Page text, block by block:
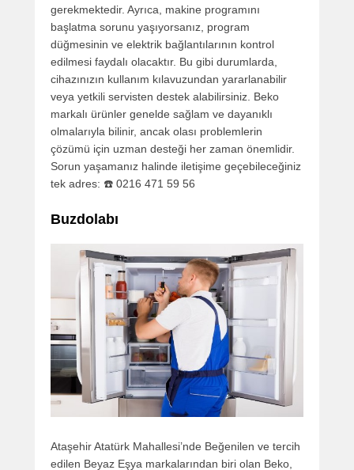
gerekmektedir. Ayrıca, makine programını
başlatma sorunu yaşıyorsanız, program
düğmesinin ve elektrik bağlantılarının kontrol
edilmesi faydalı olacaktır. Bu gibi durumlarda,
cihazınızın kullanım kılavuzundan yararlanabilir
veya yetkili servisten destek alabilirsiniz. Beko
markalı ürünler genelde sağlam ve dayanıklı
olmalarıyla bilinir, ancak olası problemlerin
çözümü için uzman desteği her zaman önemlidir.
Sorun yaşamanız halinde iletişime geçebileceğiniz
tek adres: ☎️ 0216 471 59 56
Buzdolabı
Ataşehir Atatürk Mahallesi’nde Beğenilen ve tercih
edilen Beyaz Eşya markalarından biri olan Beko,